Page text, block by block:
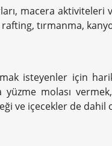
macera
tırmanma,
isteyenler için
molası
ve içecekler de dahil